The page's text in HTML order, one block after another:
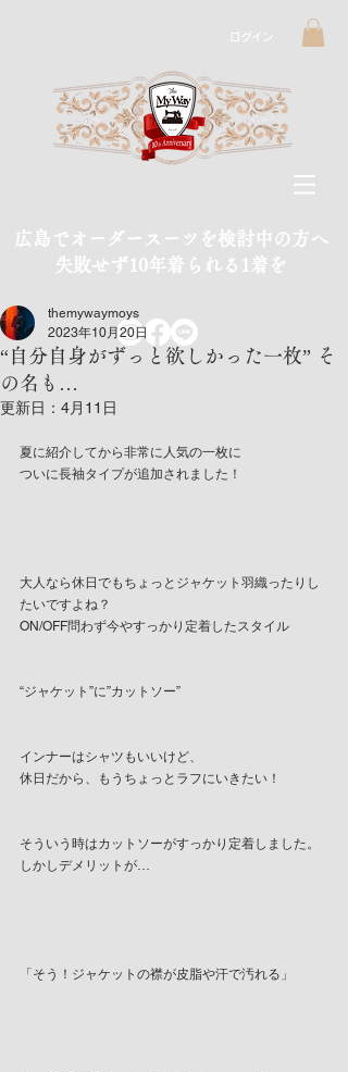
ログイン
広島でオーダースーツを検討中の方へ
​失敗せず10年着られる1着を
“自分自身がずっと欲しかった一枚” そ
の名も…
themywaymoys
2023年10月20日
更新日： 4月11日
夏に紹介してから非常に人気の一枚に
ついに長袖タイプが追加されました！
大人なら休日でもちょっとジャケット羽織ったりし
たいですよね？
ON/OFF問わず今やすっかり定着したスタイル
“ジャケット”に”カットソー”
インナーはシャツもいいけど、
休日だから、もうちょっとラフにいきたい！
そういう時はカットソーがすっかり定着しました。
しかしデメリットが…
「そう！ジャケットの襟が皮脂や汗で汚れる」